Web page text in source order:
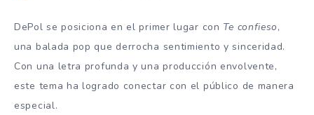
DePol se posiciona en el primer lugar con Te confieso,
una balada pop que derrocha sentimiento y sinceridad.
Con una letra profunda y una producción envolvente,
este tema ha logrado conectar con el público de manera
especial.